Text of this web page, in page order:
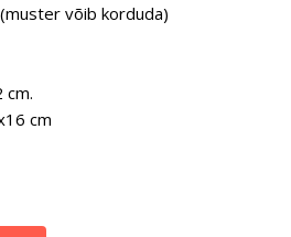
võib korduda)
cm.
cm